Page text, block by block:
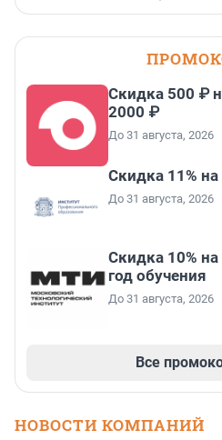
Скидка 500 ₽
2000 ₽
До 31 августа, 2026
Скидка 11%
До 31 августа, 2026
Скидка 10%
год обучения
До 31 августа, 2026
Все
НОВОСТИ КОМПАНИЙ